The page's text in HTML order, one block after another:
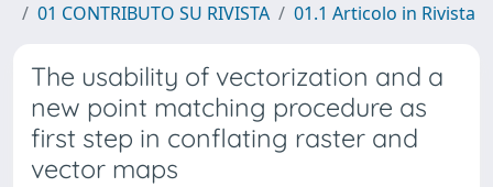
01 CONTRIBUTO SU RIVISTA
01.1 Articolo in Rivista
The usability of vectorization and a
new point matching procedure as
first step in conflating raster and
vector maps